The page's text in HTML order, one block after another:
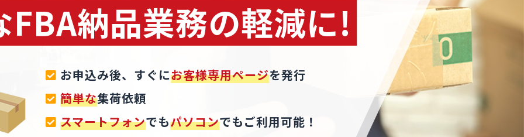
FBA納品業務の軽減に!
お申込み後、すぐにお客様専用ページを発行
簡単な集荷依頼
スマートフォンでもパソコンでもご利用可能！